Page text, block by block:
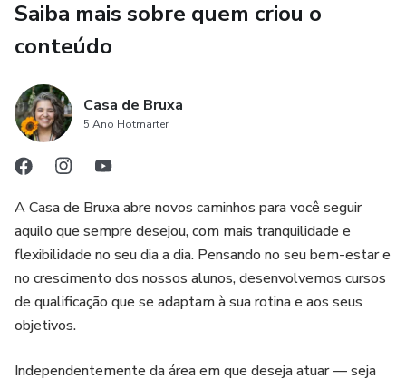
aprenderá dicas práticas de como incorporar as flores na
sua rotina mágica, desde banhos e encantamentos até o
estar físico e espiritual.
Cada flor possui uma energia única, e você aprenderá a
identificar essas vibrações, utilizando-as para purificar o
relacionamentos e até mesmo atrair amor. As flores têm a
capacidade de limpar energias negativas, curar traumas
emocionais e alinhar o corpo e a mente com as forças da
natureza.
Este curso é perfeito para quem deseja integrar a magia
aprender a trabalhar com as flores, você estará
Saiba mais sobre quem criou o
conteúdo
Casa de Bruxa
5 Ano Hotmarter
A Casa de Bruxa abre novos caminhos para você seguir
aquilo que sempre desejou, com mais tranquilidade e
flexibilidade no seu dia a dia. Pensando no seu bem-estar e
no crescimento dos nossos alunos, desenvolvemos cursos
de qualificação que se adaptam à sua rotina e aos seus
objetivos.
Independentemente da área em que deseja atuar — seja